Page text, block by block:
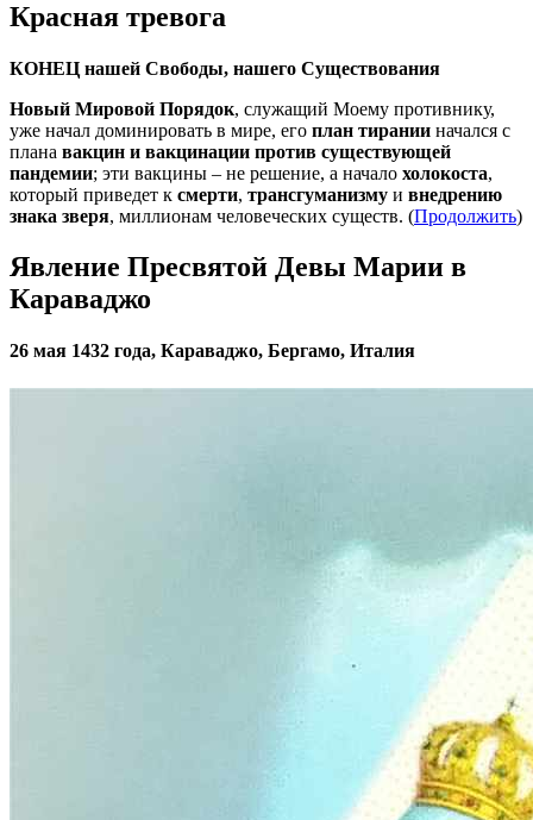
Красная тревога
КОНЕЦ нашей Свободы, нашего Существования
Новый Мировой Порядок, служащий Моему противнику,
уже начал доминировать в мире, его план тирании начался с
плана вакцин и вакцинации против существующей
пандемии; эти вакцины – не решение, а начало холокоста,
который приведет к смерти, трансгуманизму и внедрению
знака зверя, миллионам человеческих существ. (Продолжить)
Явление Пресвятой Девы Марии в
Караваджо
26 мая 1432 года, Караваджо, Бергамо, Италия